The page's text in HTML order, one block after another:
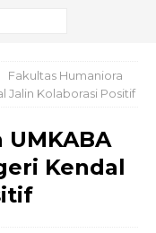
Fakultas Humaniora
Jalin Kolaborasi Positif
Kendal